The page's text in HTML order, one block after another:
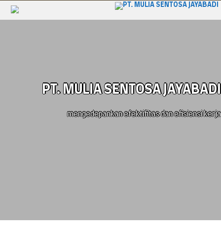
PT. MULIA SENTOSA JAYABADI
mengedepankan efektifitas dan efisiensi kerja